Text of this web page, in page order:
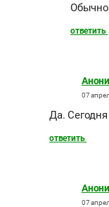
Обычно
ответить
07
Да.
ответить
07